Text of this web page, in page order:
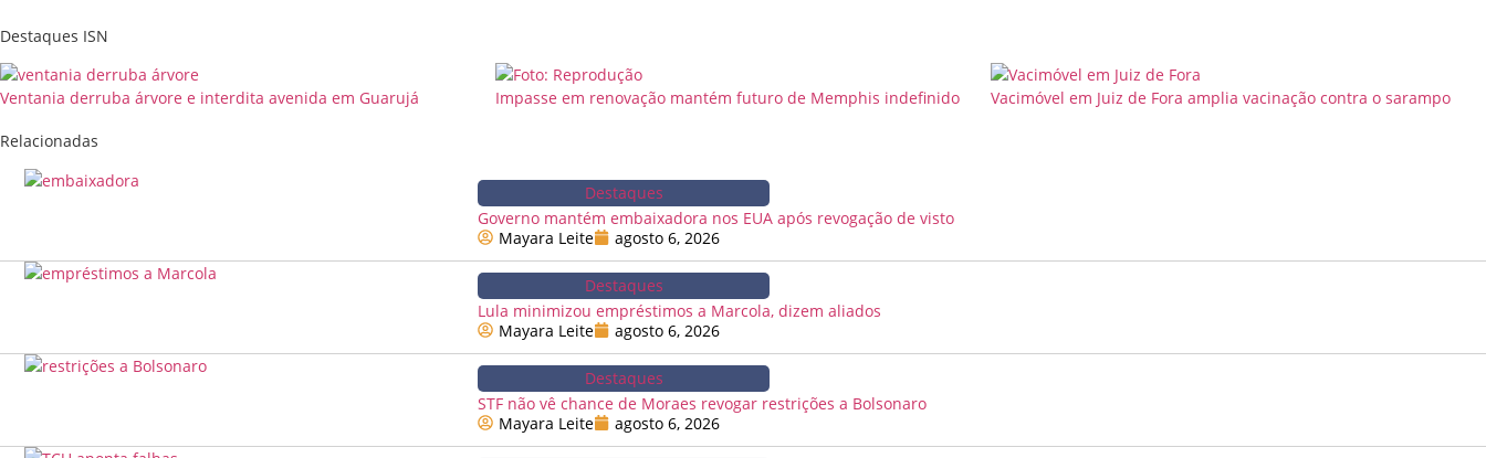
Destaques ISN
Ventania derruba árvore e interdita avenida em Guarujá Impasse em renovação mantém futuro de Memphis indefinido Vacimóvel em Juiz de Fora amplia vacinação contra o sarampo
Relacionadas
Destaques
Governo mantém embaixadora nos EUA após revogação de visto
Mayara Leite
agosto 6, 2026
Destaques
Lula minimizou empréstimos a Marcola, dizem aliados
Mayara Leite
agosto 6, 2026
Destaques
STF não vê chance de Moraes revogar restrições a Bolsonaro
Mayara Leite
agosto 6, 2026